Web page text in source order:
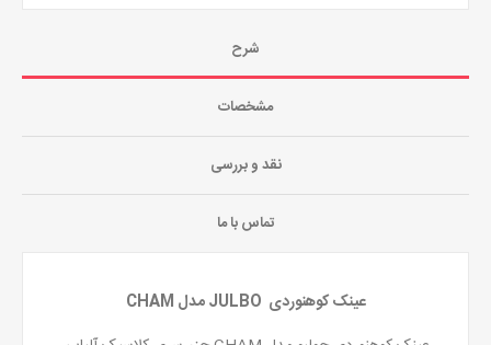
شرح
مشخصات
نقد و بررسی
تماس با ما
عینک کوهنوردی JULBO مدل CHAM